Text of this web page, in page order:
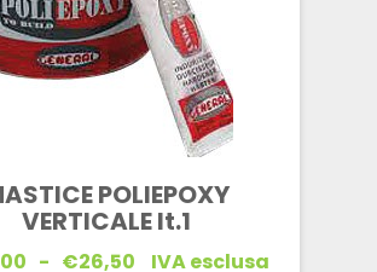
POLIEPOXY
VERTICALE lt.1
- €26,50FasciaIVA esclusa